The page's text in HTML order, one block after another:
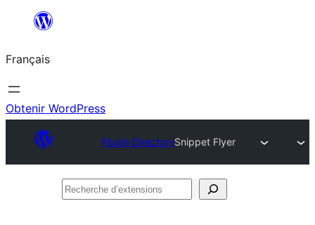
contenu
Français
Obtenir WordPress
Plugin DirectorySnippet Flyer
Recherche